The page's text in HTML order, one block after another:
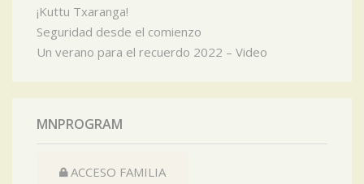
¡Kuttu Txaranga!
Seguridad desde el comienzo
Un verano para el recuerdo 2022 – Video
MNPROGRAM
ACCESO FAMILIA